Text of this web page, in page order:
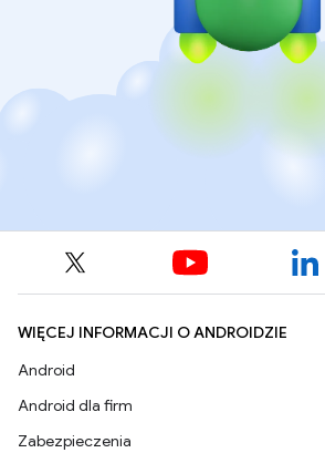
WIĘCEJ INFORMACJI O ANDROIDZIE
Android
Android dla firm
Zabezpieczenia